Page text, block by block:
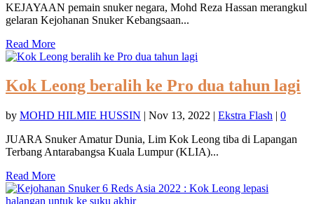
KEJAYAAN pemain snuker negara, Mohd Reza Hassan merangkul
gelaran Kejohanan Snuker Kebangsaan...
Read More
Kok Leong beralih ke Pro dua tahun lagi
by MOHD HILMIE HUSSIN | Nov 13, 2022 | Ekstra Flash | 0
JUARA Snuker Amatur Dunia, Lim Kok Leong tiba di Lapangan
Terbang Antarabangsa Kuala Lumpur (KLIA)...
Read More